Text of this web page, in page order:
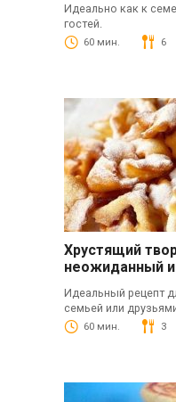
Идеально как к
гостей.
60 мин. 6
Хрустящий
неожиданный
Идеальный рецепт
семьей или
60 мин. 3